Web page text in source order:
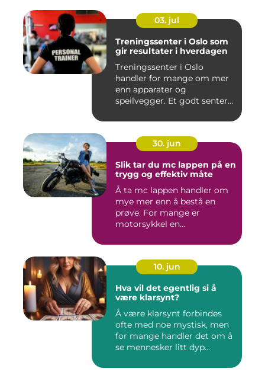
03. jul
Treningssenter i Oslo som
gir resultater i hverdagen
Treningssenter i Oslo
handler for mange om mer
enn apparater og
speilvegger. Et godt senter
30. jun
Slik tar du mc lappen på en
trygg og effektiv måte
Å ta mc lappen handler om
mye mer enn å bestå en
prøve. For mange er
motorsykkel en
10. jun
Hva vil det egentlig si å
være klarsynt?
Å være klarsynt forbindes
ofte med noe mystisk, men
for mange handler det om å
se mennesker litt dyp...